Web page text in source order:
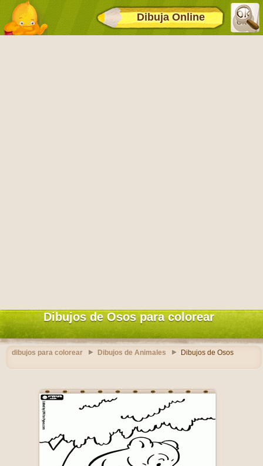
Dibuja Online
Dibujos de Osos para colorear
dibujos para colorear Dibujos de Animales Dibujos de Osos